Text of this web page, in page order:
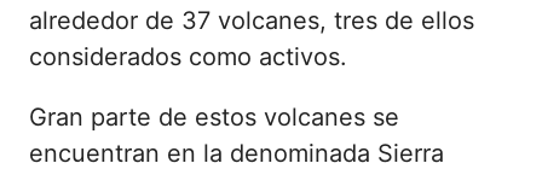
alrededor de 37 volcanes, tres de ellos
considerados como activos.
Gran parte de estos volcanes se
encuentran en la denominada Sierra